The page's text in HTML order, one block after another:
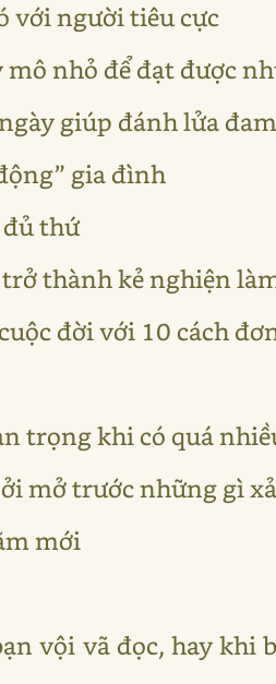
với người tiêu cực
nhỏ để đạt được
giúp đánh lửa
gia đình
thứ
thành kẻ nghiện
đời với 10 cách
trọng khi có quá
mở trước những gì
mới
vội vã đọc, hay